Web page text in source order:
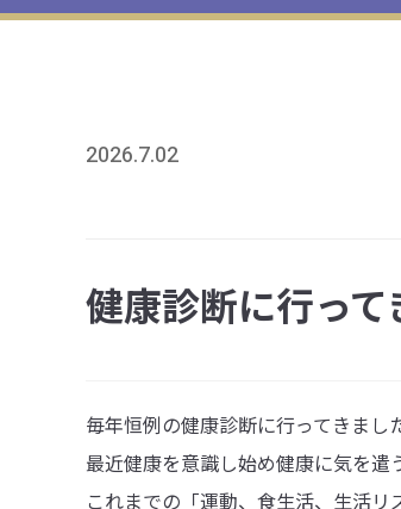
2026.7.02
健康診断に行っ
毎年恒例の健康診断に行ってきまし
最近健康を意識し始め健康に気を遣
これまでの「運動、食生活、生活リ